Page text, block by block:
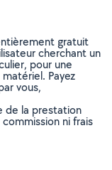
gratuit
cherchant un
pour une
Payez
vous,
de la prestation
ni frais